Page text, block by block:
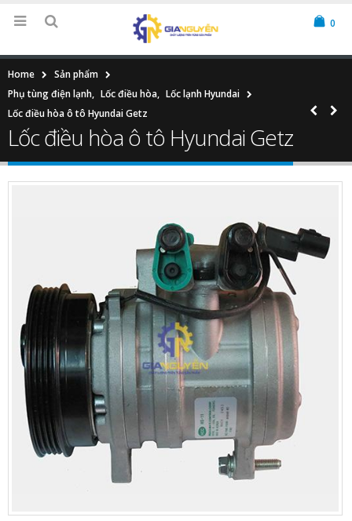
0
Home
Sản phẩm
Phụ tùng điện lạnh, Lốc điều hòa, Lốc lạnh Hyundai
Lốc điều hòa ô tô Hyundai Getz
Lốc điều hòa ô tô Hyundai Getz